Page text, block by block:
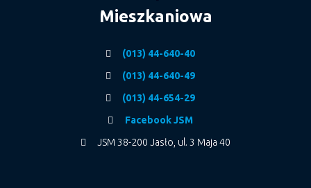
Mieszkaniowa
(013) 44-640-40
(013) 44-640-49
(013) 44-654-29
Facebook JSM
JSM 38-200 Jasło, ul. 3 Maja 40